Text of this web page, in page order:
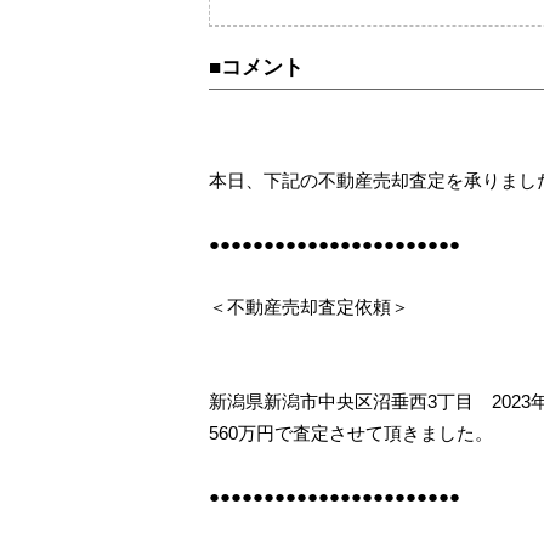
売却査定事例 購
■コメント
本日、下記の不動産売却査定を承りまし
●●●●●●●●●●●●●●●●●●●●●●●
＜不動産売却査定依頼＞
新潟県新潟市中央区沼垂西3丁目 2023
560万円で査定させて頂きました。
●●●●●●●●●●●●●●●●●●●●●●●